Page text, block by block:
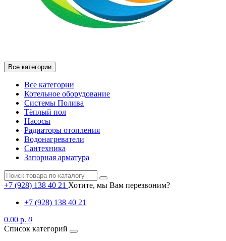
Все категории
Все категории
Котельное оборудование
Системы Полива
Тёплый пол
Насосы
Радиаторы отопления
Водонагреватели
Сантехника
Запорная арматура
+7 (928) 138 40 21 Хотите, мы Вам перезвоним?
+7 (928) 138 40 21
0.00 р. 0
Список категорий